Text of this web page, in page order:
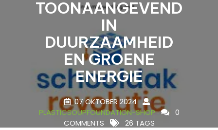
TOONAANGEVEND
IN
DUURZAAMHEID
EN GROENE
ENERGIE
07 OKTOBER 2024
PLASTICSOUPFOUNDATION-SHOP
0
COMMENTS
26 TAGS